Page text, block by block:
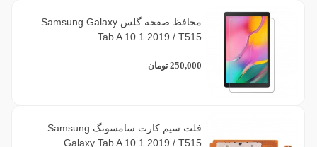
محافظ صفحه گلس Samsung Galaxy
Tab A 10.1 2019 / T515
250,000 تومان
فلت سیم کارت سامسونگ Samsung
Galaxy Tab A 10.1 2019 / T515